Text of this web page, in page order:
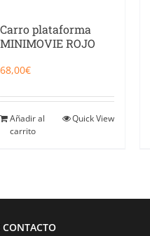
Carro plataforma
MINIMOVIE ROJO
68,00€
Añadir al
carrito
Quick View
CONTACTO